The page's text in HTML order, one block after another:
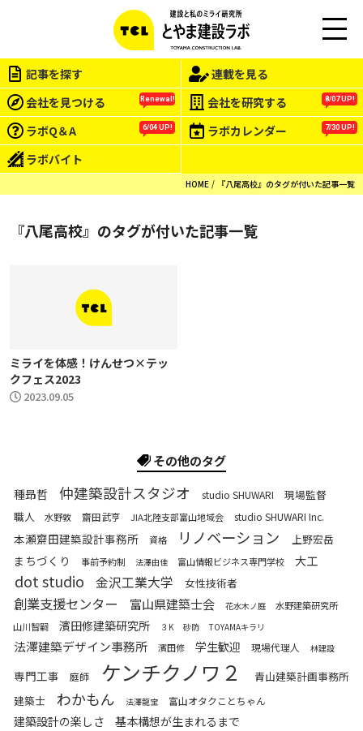
EN
記事を探す
連載を見る
会社を見つける
Renewal! 会社を研究する 8/07 UP!
ラボQ＆A 6/04 UP! ラボカレンダー 7/30 UP!
ラボバイト
HOME 『八尾高校』のタグが付いた記事一覧
『八尾高校』のタグが付いた記事一覧
ミライを体感！けんせつ×テッ
クフェス2023
2023.09.05
その他のタグ
種昻哲 仲建築設計スタジオ studio SHUWARI
現場監督
職人
水野敦 齋田武亨 JIA北陸支部富山地域会 studio SHUWARI Inc.
本瀬齋田建築設計事務所 資格 リノベーション 上野宏岳
まちづくり 事前予約制 法澤由佳 富山情報ビジネス専門学校 大工
dot studio 金沢工業大学 女性技術者
創業支援センター 富山県建築士会 花水木ノ庭
水野建築研究所
山川智嗣
濱田修建築研究所 ３K 砂防 TOYAMAキラリ
法澤建築デザイン事務所 濱田修 学生歓迎 現場代理人 林建設
専門工事 庭師 ケンチクノワ２
青山建築計画事務所
建築士
わかもん 法澤龍宝 富山オタクことちゃん
建築設計の楽しさ 基本構想が生まれるまで